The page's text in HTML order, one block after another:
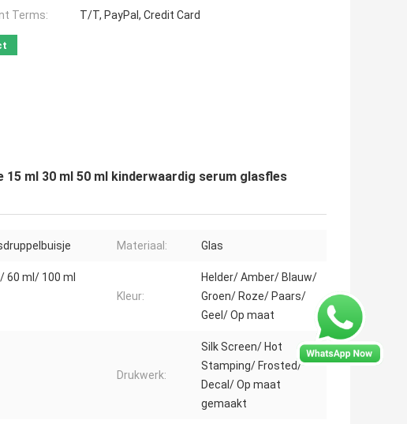
Terms:
T/T, PayPal, Credit Card
ml 30 ml 50 ml kinderwaardig serum glasfles
Materiaal: Glas
60 ml/ 100 ml
Kleur:
Helder/ Amber/ Blauw/
Groen/ Roze/ Paars/
Geel/ Op maat
Drukwerk:
Silk Screen/ Hot
Stamping/ Frosted/
Decal/ Op maat
gemaakt